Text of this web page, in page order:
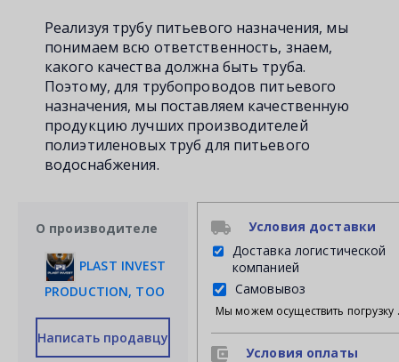
Реализуя трубу питьевого назначения, мы
понимаем всю ответственность, знаем,
какого качества должна быть труба.
Поэтому, для трубопроводов питьевого
назначения, мы поставляем качественную
продукцию лучших производителей
полиэтиленовых труб для питьевого
водоснабжения.
О производителе
PLAST INVEST
PRODUCTION, ТОО
Написать продавцу
Условия доставки
Доставка логистической
компанией
Самовывоз
Мы можем осуществить погрузку
Условия оплаты